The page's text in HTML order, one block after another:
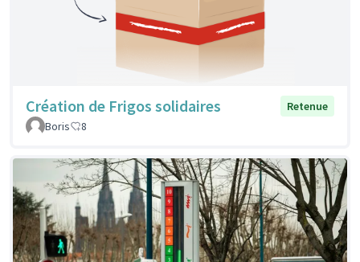
Création de Frigos solidaires
Retenue
Boris
8